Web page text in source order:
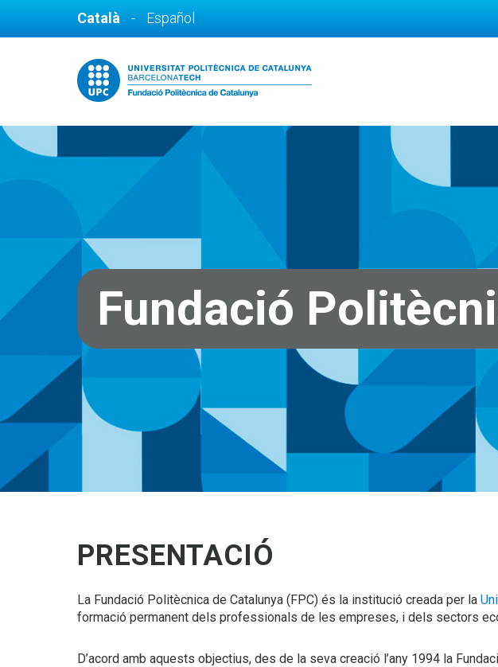
Català - Español
Fundació
PRESENTACIÓ
La Fundació Politècnica de Catalunya (FPC) és la institució creada per la
formació permanent dels professionals de les empreses, i dels sectors
D’acord amb aquests objectius, des de la seva creació l’any 1994 la